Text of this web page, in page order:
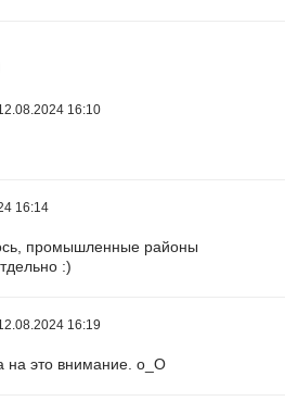
16:10
16:14
промышленные районы
:)
16:19
на это внимание. о_О